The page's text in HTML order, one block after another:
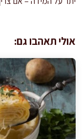
אולי תאהבו גם: